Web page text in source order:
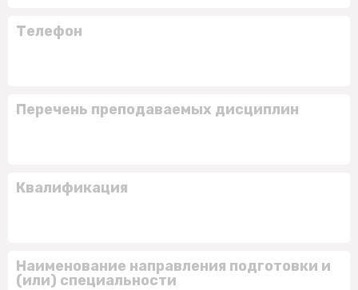
Телефон
Перечень преподаваемых дисциплин
Квалификация
Наименование направления подготовки и
(или) специальности